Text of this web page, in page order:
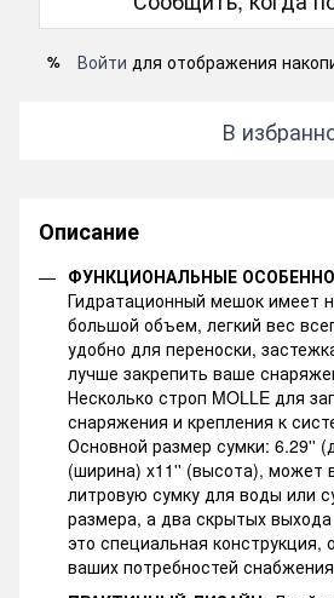
% Войти для отображения
В
Описание
ФУНКЦИОНАЛЬНЫЕ
Гидратационный мешок имеет
большой объем, легкий вес
удобно для переноски,
лучше закрепить ваше
Несколько строп MOLLE для
снаряжения и крепления к
Основной размер сумки: 6.29''
(ширина) x11'' (высота), может
литровую сумку для воды или
размера, а два скрытых
это специальная конструкция,
ваших потребностей